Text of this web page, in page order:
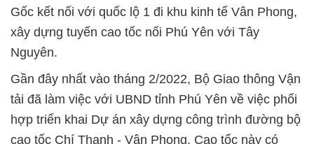
Gốc kết nối với quốc lộ 1 đi khu kinh tế Vân Phong,
xây dựng tuyến cao tốc nối Phú Yên với Tây
Nguyên.
Gần đây nhất vào tháng 2/2022, Bộ Giao thông Vận
tải đã làm việc với UBND tỉnh Phú Yên về việc phối
hợp triển khai Dự án xây dựng công trình đường bộ
cao tốc Chí Thạnh - Vân Phong. Cao tốc này có